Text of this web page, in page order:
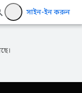
সাইন-ইন করুন